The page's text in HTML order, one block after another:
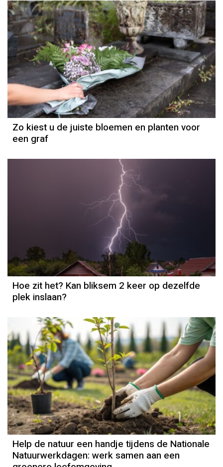
Zo kiest u de juiste bloemen en planten voor
een graf
Hoe zit het? Kan bliksem 2 keer op dezelfde
plek inslaan?
Help de natuur een handje tijdens de Nationale
Natuurwerkdagen: werk samen aan een